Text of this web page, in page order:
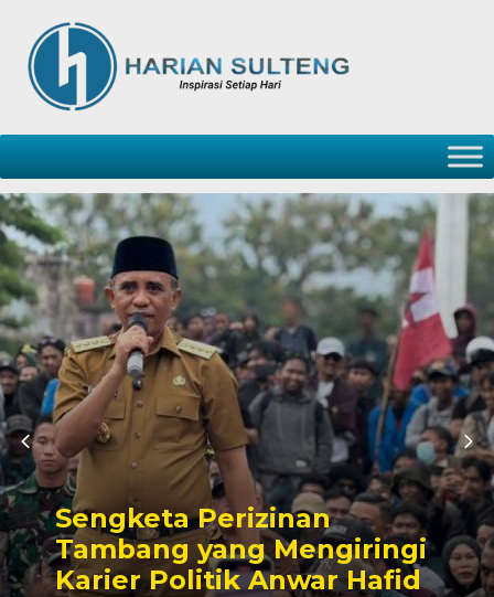
Sengketa Perizinan
Tambang yang Mengiringi
Karier Politik Anwar Hafid